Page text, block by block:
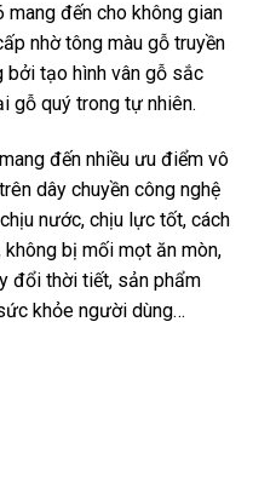
đến cho không gian
nhờ tông màu gỗ truyền
bởi tạo hình vân gỗ sắc
gỗ quý trong tự nhiên.
đến nhiều ưu điểm vô
dây chuyền công nghệ
nước, chịu lực tốt, cách
bị mối mọt ăn mòn,
đổi thời tiết, sản phẩm
khỏe người dùng…